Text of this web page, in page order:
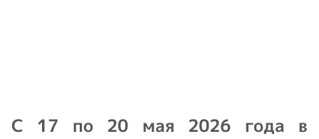
С 17 по 20 мая 2026 года в